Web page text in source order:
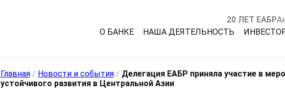
20 ЛЕТ ЕАБР
О БАНКЕ
НАША ДЕЯТЕЛЬНОСТЬ
Главная/ Новости и события/ Делегация ЕАБР приняла участие в
устойчивого развития в Центральной Азии